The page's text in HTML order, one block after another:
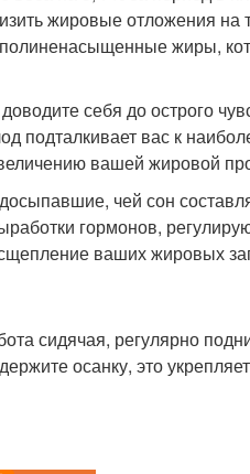
жировые отложения на
жиры,
себя до острого
подталкивает вас к
вашей жировой
чей сон
гормонов,
ваших жировых
сидячая, регулярно
осанку, это